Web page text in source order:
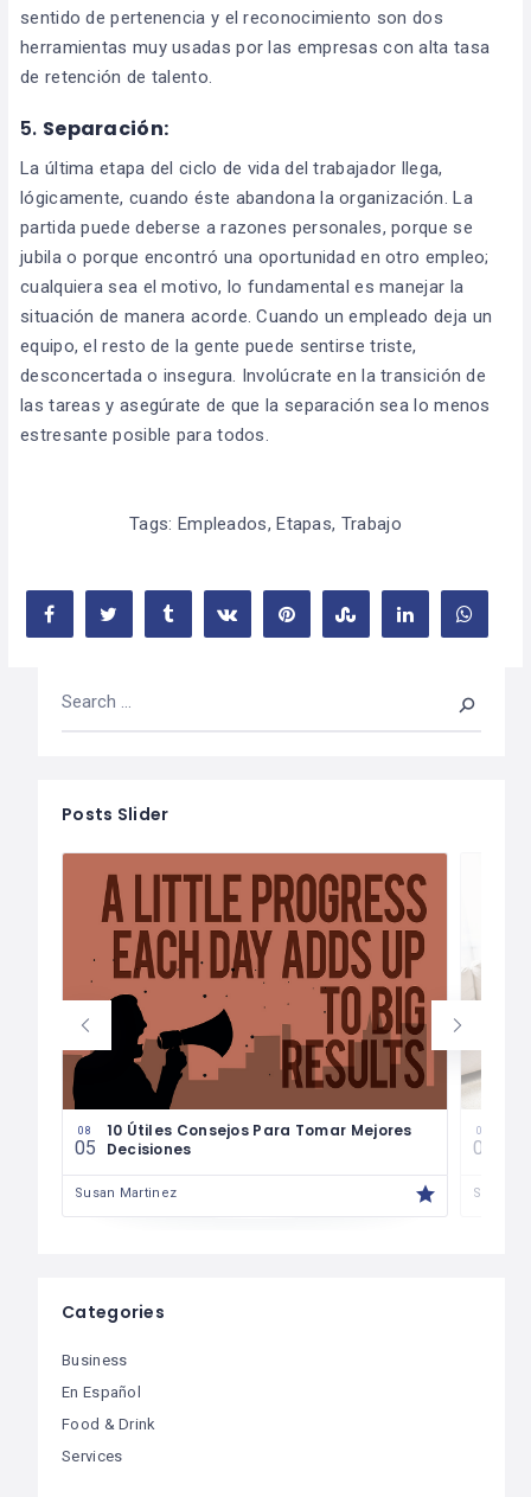
sentido de pertenencia y el reconocimiento son dos
herramientas muy usadas por las empresas con alta tasa
de retención de talento.
5. Separación:
La última etapa del ciclo de vida del trabajador llega,
lógicamente, cuando éste abandona la organización. La
partida puede deberse a razones personales, porque se
jubila o porque encontró una oportunidad en otro empleo;
cualquiera sea el motivo, lo fundamental es manejar la
situación de manera acorde. Cuando un empleado deja un
equipo, el resto de la gente puede sentirse triste,
desconcertada o insegura. Involúcrate en la transición de
las tareas y asegúrate de que la separación sea lo menos
estresante posible para todos.
Tags: Empleados,Etapas, Trabajo
Posts Slider
08
05
10 Útiles Consejos Para Tomar Mejores
Decisiones
Susan Martinez
08
04
Susan
Categories
Business
En Español
Food & Drink
Services